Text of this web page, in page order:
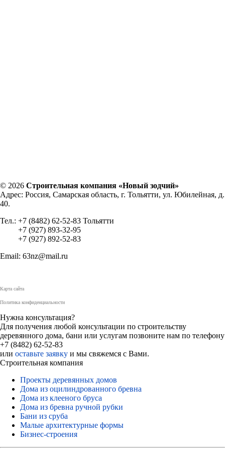
© 2026 Строительная компания «Новый зодчий»
Адрес: Россия, Самарская область, г. Тольятти, ул. Юбилейная, д.
40.
Тел.: +7 (8482) 62-52-83 Тольятти
+7 (927) 893-32-95
+7 (927) 892-52-83
Email: 63nz@mail.ru
Карта сайта
Политика конфиденциальности
Нужна консультация?
Для получения любой консультации по строительству
деревянного дома, бани или услугам позвоните нам по телефону
+7 (8482) 62-52-83
или оставьте заявку и мы свяжемся с Вами.
Строительная компания
Проекты деревянных домов
Дома из оцилиндрованного бревна
Дома из клееного бруса
Дома из бревна ручной рубки
Бани из сруба
Малые архитектурные формы
Бизнес-строения